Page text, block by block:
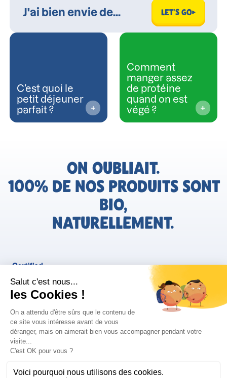
LET'S GO
C’est quoi le
petit déjeuner
parfait ?
Comment
manger assez
de protéine
quand on est
végé ?
ON OUBLIAIT.
100% DE NOS PRODUITS SONT
BIO,
NATURELLEMENT.
FR
Bjorg pour les pros
Politique de confidentialité
Instagram Facebook
Retrouvez les informations AGEC de nos produits sur le site